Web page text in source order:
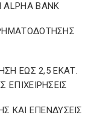
BANK
ΕΩΣ 2,5 ΕΚΑΤ.
ΕΠΙΧΕΙΡΗΣΕΙΣ
ΚΑΙ ΕΠΕΝΔΥΣΕΙΣ